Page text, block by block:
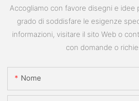
Accogliamo con favore disegni e idee
grado di soddisfare le esigenze
informazioni, visitare il sito Web o
con domande o
Nome